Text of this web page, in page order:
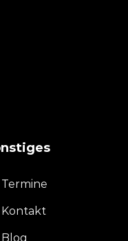
Termine
Kontakt
Blog